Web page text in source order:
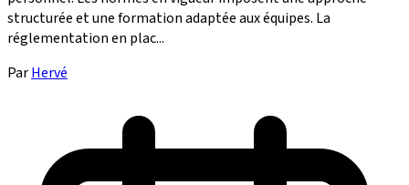
structurée et une formation adaptée aux équipes. La
réglementation en plac...
ParHervé